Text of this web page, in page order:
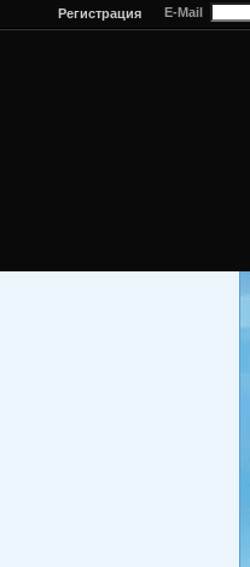
Регистрация E-Mail